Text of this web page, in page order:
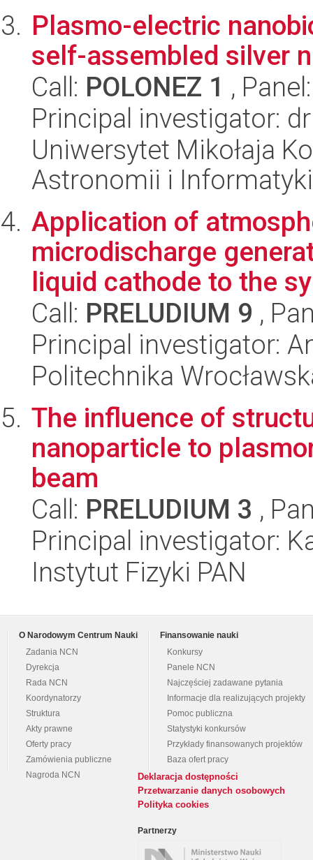
Plasmo-electric
self-assembled silver
Call: POLONEZ 1 ,
Principal investigator:
Uniwersytet Mikołaja
Astronomii i
Application of
microdischarge
liquid cathode to the
Call: PRELUDIUM 9 ,
Principal investigator:
Politechnika
The influence of
nanoparticle to
beam
Call: PRELUDIUM 3 ,
Principal investigator:
Instytut Fizyki PAN
O Narodowym Centrum Nauki
Zadania NCN
Dyrekcja
Rada NCN
Koordynatorzy
Struktura
Akty prawne
Oferty pracy
Zamówienia publiczne
Nagroda NCN
Finansowanie nauki
Konkursy
Panele NCN
Najczęściej zadawane pytania
Informacje dla realizujących projekty
Pomoc publiczna
Statystyki konkursów
Przykłady finansowanych projektów
Baza ofert pracy
Deklaracja dostępności
Przetwarzanie danych osobowych
Polityka cookies
Partnerzy